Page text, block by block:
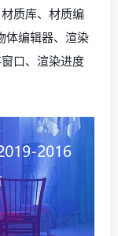
质库、材质编
体编辑器、渲染
口、渲染进度